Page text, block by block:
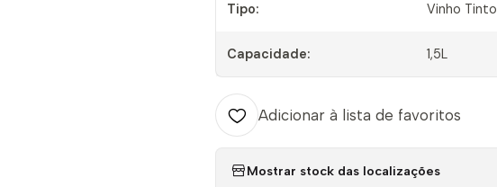
Tipo: Vinho Tinto
Capacidade: 1,5L
Adicionar à lista de favoritos
Mostrar stock das localizações